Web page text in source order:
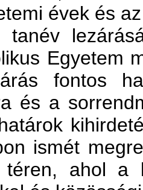
évek és
tanév
Egyetem
fontos
és a
ismét
téren, ahol a